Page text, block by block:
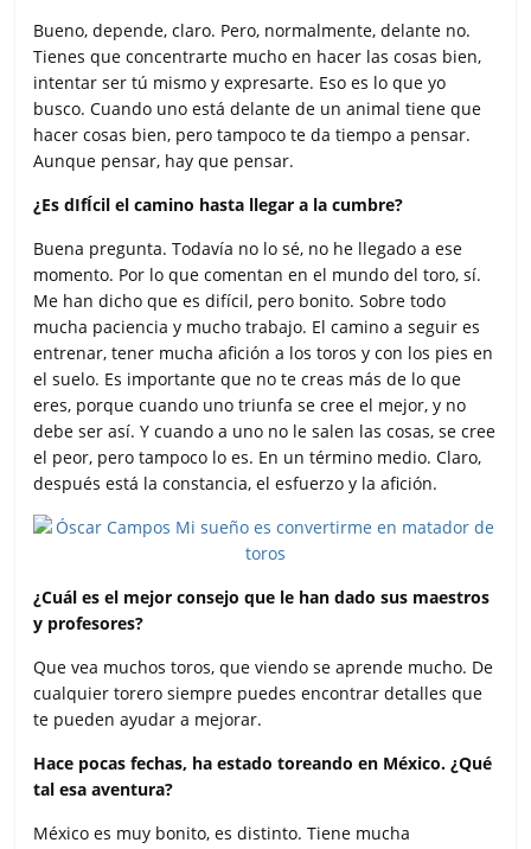
Bueno, depende, claro. Pero, normalmente, delante no.
Tienes que concentrarte mucho en hacer las cosas bien,
intentar ser tú mismo y expresarte. Eso es lo que yo
busco. Cuando uno está delante de un animal tiene que
hacer cosas bien, pero tampoco te da tiempo a pensar.
Aunque pensar, hay que pensar.
¿Es dIfÍcil el camino hasta llegar a la cumbre?
Buena pregunta. Todavía no lo sé, no he llegado a ese
momento. Por lo que comentan en el mundo del toro, sí.
Me han dicho que es difícil, pero bonito. Sobre todo
mucha paciencia y mucho trabajo. El camino a seguir es
entrenar, tener mucha afición a los toros y con los pies en
el suelo. Es importante que no te creas más de lo que
eres, porque cuando uno triunfa se cree el mejor, y no
debe ser así. Y cuando a uno no le salen las cosas, se cree
el peor, pero tampoco lo es. En un término medio. Claro,
después está la constancia, el esfuerzo y la afición.
¿Cuál es el mejor consejo que le han dado sus maestros
y profesores?
Que vea muchos toros, que viendo se aprende mucho. De
cualquier torero siempre puedes encontrar detalles que
te pueden ayudar a mejorar.
Hace pocas fechas, ha estado toreando en México. ¿Qué
tal esa aventura?
México es muy bonito, es distinto. Tiene mucha